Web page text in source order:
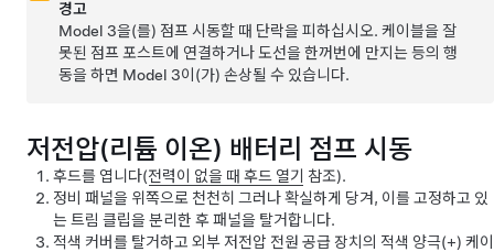
경고
Model 3을(를) 점프 시동할 때 단락을 피하십시오. 케이블을 잘
못된 점프 포스트에 연결하거나 도선을 한꺼번에 만지는 등의 행
동을 하면 Model 3이(가) 손상될 수 있습니다.
저전압(리튬 이온) 배터리 점프 시동
후드를 엽니다(전력이 없을 때 후드 열기 참조).
정비 패널을 위쪽으로 천천히 그러나 확실하게 당겨, 이를 고정하고 있
는 트림 클립을 분리한 후 패널을 탈거합니다.
적색 커버를 탈거하고 외부 저전압 전원 공급 장치의 적색 양극(+) 케이